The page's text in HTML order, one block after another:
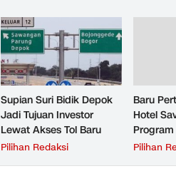
Supian Suri Bidik Depok
Jadi Tujuan Investor
Lewat Akses Tol Baru
Pilihan Redaksi
Baru
Hotel
Suri
Pilihan